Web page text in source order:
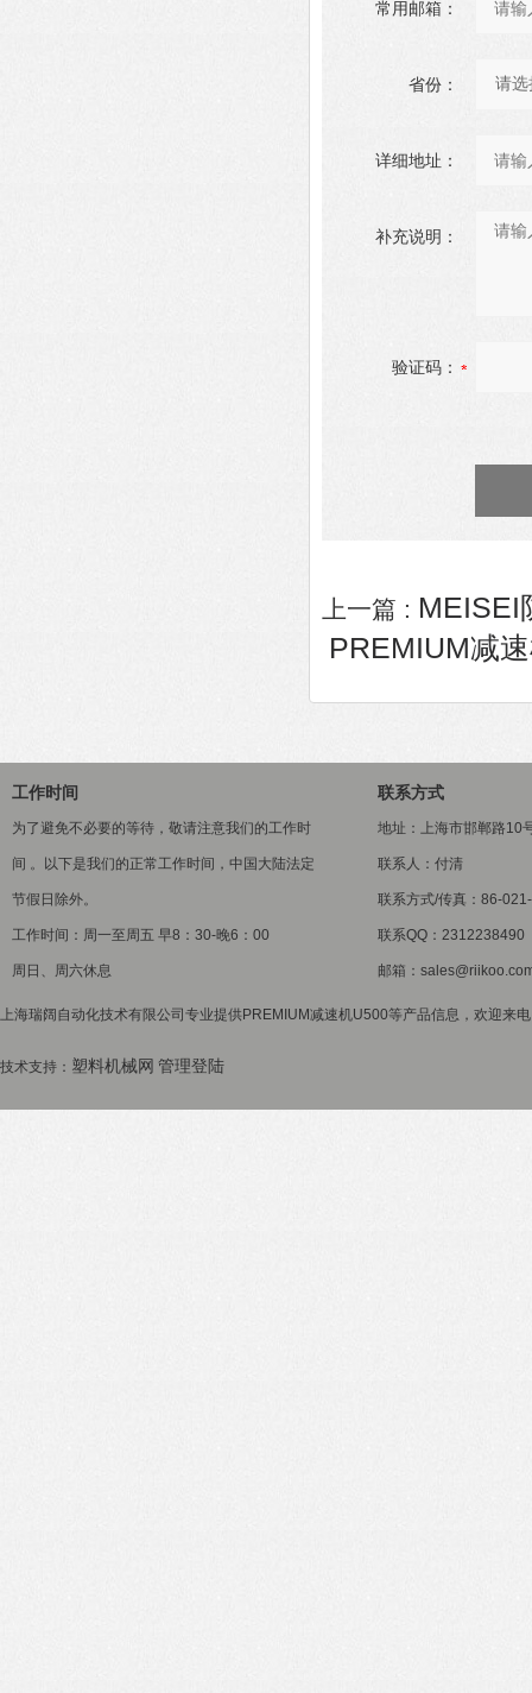
常用邮箱：
省份：
详细地址：
补充说明：
验证码：
上一篇 : MEISEI
PREMIUM减
工作时间
为了避免不必要的等待，敬请注意我们的工作时
间 。以下是我们的正常工作时间，中国大陆法定
节假日除外。
工作时间：周一至周五 早8：30-晚6：00
周日、周六休息
联系方式
地址：上海市邯郸路10
联系人：付清
联系方式/传真：86-
联系QQ：2312238490
邮箱：
上海瑞阔自动化技术有限公司专业提供PREMIUM减速机U500等产品信息，欢迎来
技术支持： 塑料机械网 管理登陆